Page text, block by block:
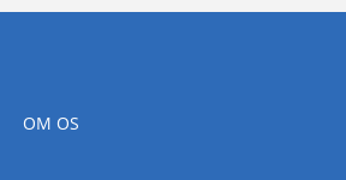
OM OS